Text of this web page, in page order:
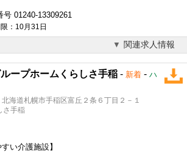
号 01240-13309261
：10月31日
関連求人情報
ープホームくらしさ手稲 - 新着 - ハ
海道札幌市手稲区富丘２条６丁目２－１
さ手稲
い介護施設】